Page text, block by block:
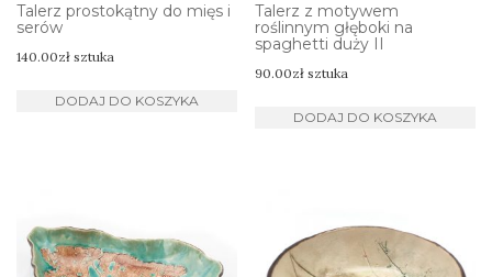
Talerz prostokątny do mięs i
serów
140.00zł sztuka
DODAJ DO KOSZYKA
Talerz z motywem
roślinnym głęboki na
spaghetti duży II
90.00zł sztuka
DODAJ DO KOSZYKA